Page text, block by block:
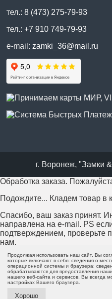
тел.:8 (473) 275-79-93
тел.:+7 910 749-79-93
e-mail: zamki_36@mail.ru
г. Воронеж, "Замки
Продолжая использовать наш сайт, Вы
которые включают в себя: сведения о
операционной системы и браузера;
обрабатываются для предоставления
нашего веб-сайта и сервисов. Вы всегда
настройках Вашего браузера.
Хорошо
Обработка заказа.
Подождите... Кладем товар в
Спасибо, ваш заказ принят.
направлена на e-mail. PS
подтверждением,
нам.
Возникла проблема с
попробуйте еще раз или
Пожалуйста, заполните все